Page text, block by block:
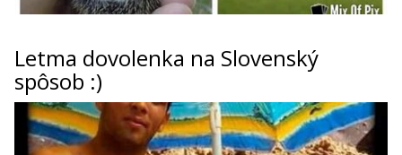
Letma dovolenka na Slovenský
spôsob :)